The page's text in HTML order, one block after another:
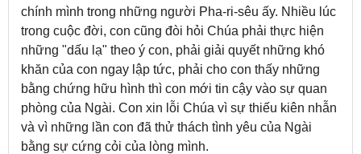
chính mình trong những người Pha-ri-sêu ấy. Nhiều lúc
trong cuộc đời, con cũng đòi hỏi Chúa phải thực hiện
những "dấu lạ" theo ý con, phải giải quyết những khó
khăn của con ngay lập tức, phải cho con thấy những
bằng chứng hữu hình thì con mới tin cậy vào sự quan
phòng của Ngài. Con xin lỗi Chúa vì sự thiếu kiên nhẫn
và vì những lần con đã thử thách tình yêu của Ngài
bằng sự cứng cỏi của lòng mình.